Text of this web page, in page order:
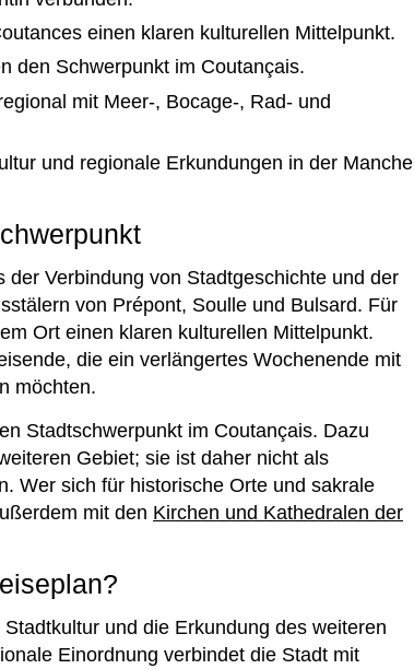
einen klaren kulturellen Mittelpunkt.
den Schwerpunkt im Coutançais.
mit Meer-, Bocage-, Rad- und
und regionale Erkundungen in der Manche
Verbindung von Stadtgeschichte und der
von Prépont, Soulle und Bulsard. Für
Ort einen klaren kulturellen Mittelpunkt.
die ein verlängertes Wochenende mit
möchten.
Stadtschwerpunkt im Coutançais. Dazu
Gebiet; sie ist daher nicht als
Wer sich für historische Orte und sakrale
mit den Kirchen und Kathedralen der
und die Erkundung des weiteren
Einordnung verbindet die Stadt mit